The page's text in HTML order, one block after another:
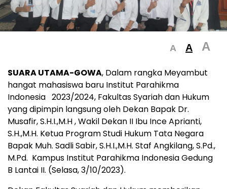
A A A
SUARA UTAMA-GOWA, Dalam rangka Meyambut
hangat mahasiswa baru Institut Parahikma
Indonesia 2023/2024, Fakultas Syariah dan Hukum
yang dipimpin langsung oleh Dekan Bapak Dr.
Musafir, S.H.I.,M.H , Wakil Dekan II Ibu Ince Aprianti,
S.H.,M.H. Ketua Program Studi Hukum Tata Negara
Bapak Muh. Sadli Sabir, S.H.I.,M.H. Staf Angkilang, S.Pd.,
M.Pd. Kampus Institut Parahikma Indonesia Gedung
B Lantai II. (Selasa, 3/10/2023).